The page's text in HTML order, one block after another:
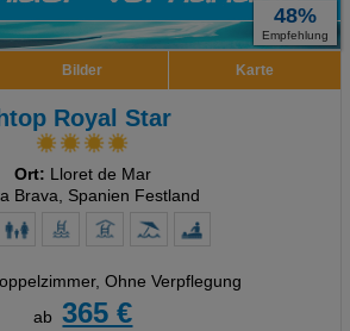
48%
Empfehlung
Bilder Karte
htop Royal Star
Ort: Lloret de Mar
Brava, Spanien Festland
Ohne Verpflegung
ab
365 €